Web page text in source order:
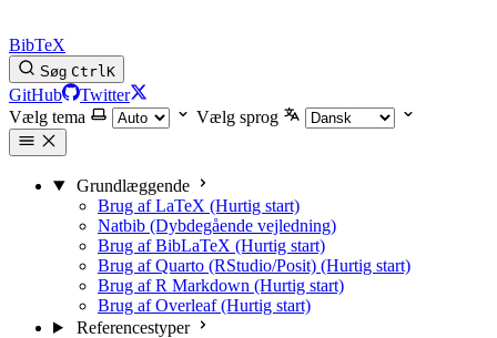
BibTeX
Søg CtrlK
GitHub
Twitter
Vælg tema
Vælg sprog
Grundlæggende
Brug af LaTeX (Hurtig start)
Natbib (Dybdegående vejledning)
Brug af BibLaTeX (Hurtig start)
Brug af Quarto (RStudio/Posit) (Hurtig start)
Brug af R Markdown (Hurtig start)
Brug af Overleaf (Hurtig start)
Referencestyper